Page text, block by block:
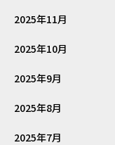
2025年11月
2025年10月
2025年9月
2025年8月
2025年7月